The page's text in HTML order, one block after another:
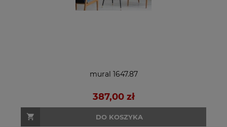
mural 1647.87
387,00 zł
DO KOSZYKA